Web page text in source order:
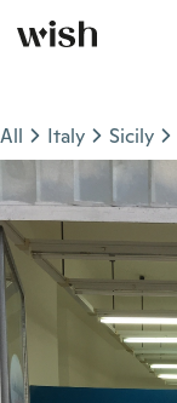
All Italy Sicily